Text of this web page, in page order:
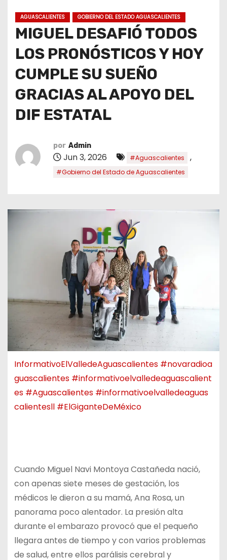
AGUASCALIENTES GOBIERNO DEL ESTADO AGUASCALIENTES
MIGUEL DESAFIÓ TODOS
LOS PRONÓSTICOS Y HOY
CUMPLE SU SUEÑO
GRACIAS AL APOYO DEL
DIF ESTATAL
por Admin
Jun 3, 2026 #Aguascalientes ,
#Gobierno del Estado de Aguascalientes
InformativoElValledeAguascalientes #novaradioa
guascalientes #informativoelvalledeaguascalient
es #Aguascalientes #informativoelvalledeaguas
calientesll #ElGiganteDeMéxico
Cuando Miguel Navi Montoya Castañeda nació,
con apenas siete meses de gestación, los
médicos le dieron a su mamá, Ana Rosa, un
panorama poco alentador. La presión alta
durante el embarazo provocó que el pequeño
llegara antes de tiempo y con varios problemas
de salud, entre ellos parálisis cerebral y